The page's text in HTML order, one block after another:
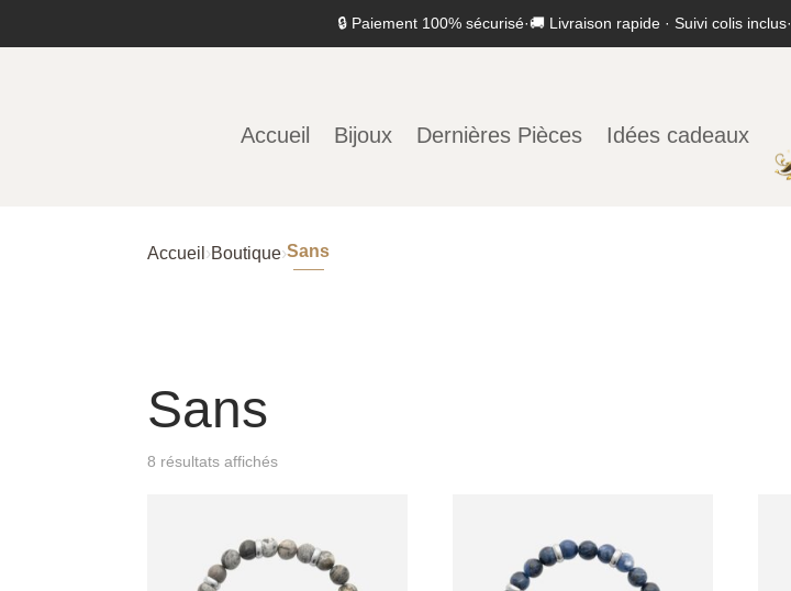
🔒 Paiement 100% sécurisé·🚚 Livraison rapide · Suivi colis inclus·
Accueil Bijoux Dernières Pièces Idées cadeaux
Accueil ›Boutique›Sans
Sans
8 résultats affichés